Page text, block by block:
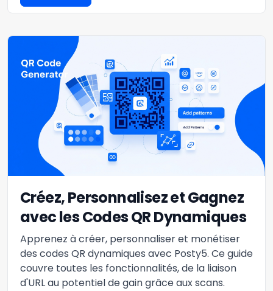
Créez, Personnalisez et Gagnez
avec les Codes QR Dynamiques
Apprenez à créer, personnaliser et monétiser
des codes QR dynamiques avec Posty5. Ce guide
couvre toutes les fonctionnalités, de la liaison
d'URL au potentiel de gain grâce aux scans.